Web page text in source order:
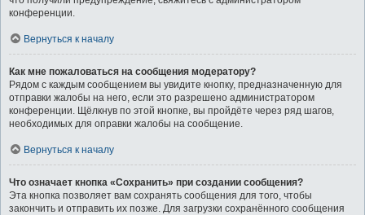
конференции.
Вернуться к началу
Как мне пожаловаться на сообщения модератору?
Рядом с каждым сообщением вы увидите кнопку, предназначенную для
отправки жалобы на него, если это разрешено администратором
конференции. Щёлкнув по этой кнопке, вы пройдёте через ряд шагов,
необходимых для оправки жалобы на сообщение.
Вернуться к началу
Что означает кнопка «Сохранить» при создании сообщения?
Эта кнопка позволяет вам сохранять сообщения для того, чтобы
закончить и отправить их позже. Для загрузки сохранённого сообщения